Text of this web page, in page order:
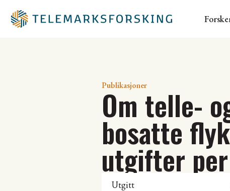
Publikasjoner
Om telle-
bosatte
utgifter
Utgitt